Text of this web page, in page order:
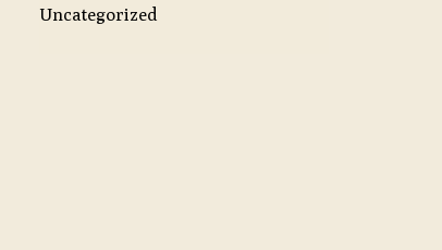
Uncategorized